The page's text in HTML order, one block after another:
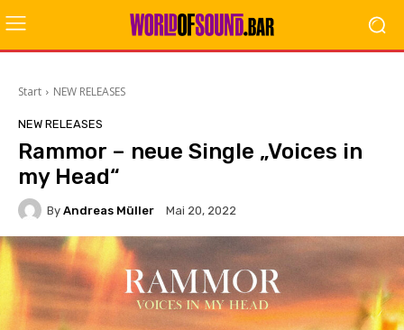
Start NEW RELEASES
NEW RELEASES
Rammor – neue Single „Voices in
my Head“
By Andreas Müller Mai 20, 2022